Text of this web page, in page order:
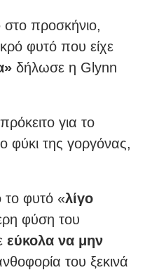
προσκήνιο,
φυτό που είχε
δήλωσε η Glynn
για το
φύκι της γοργόνας,
το φυτό «λίγο
φύση του
εύκολα να μην
του ξεκινά